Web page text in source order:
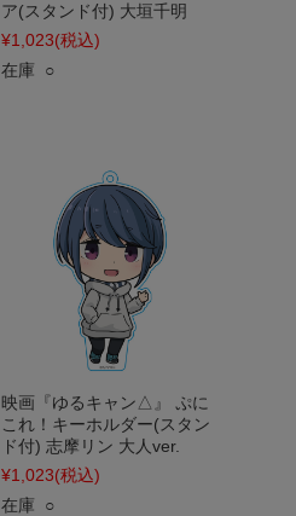
ア(スタンド付) 大垣千明
¥1,023(税込)
在庫 ○
映画『ゆるキャン△』 ぷに
これ！キーホルダー(スタン
ド付) 志摩リン 大人ver.
¥1,023(税込)
在庫 ○